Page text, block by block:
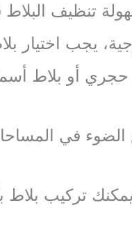
تنظيف
يجب اختيار
أو بلاط
في
يمكنك تركيب